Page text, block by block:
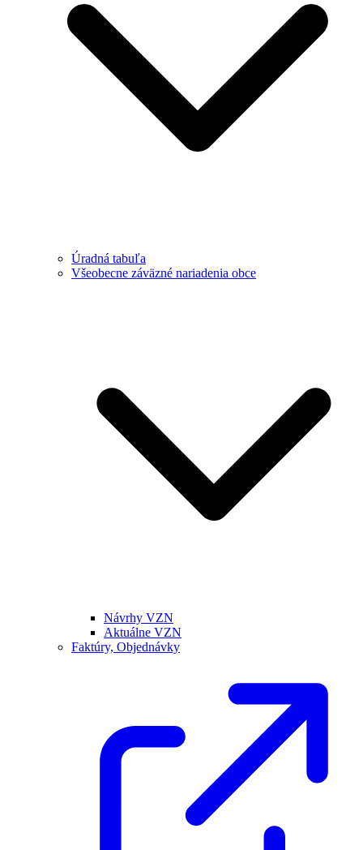
Úradná tabuľa
Všeobecne záväzné nariadenia obce
Návrhy VZN
Aktuálne VZN
Faktúry, Objednávky